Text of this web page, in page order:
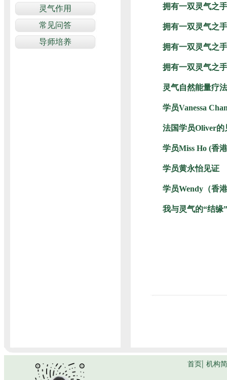
拥有一双灵气之
拥有一双灵气之
拥有一双灵气之
拥有一双灵气之
灵气自然能量疗
学员Vanessa
法国学员Oliver的
学员Miss Ho (香
学员黄永怡见证
学员Wendy（香
我与灵气的“结缘